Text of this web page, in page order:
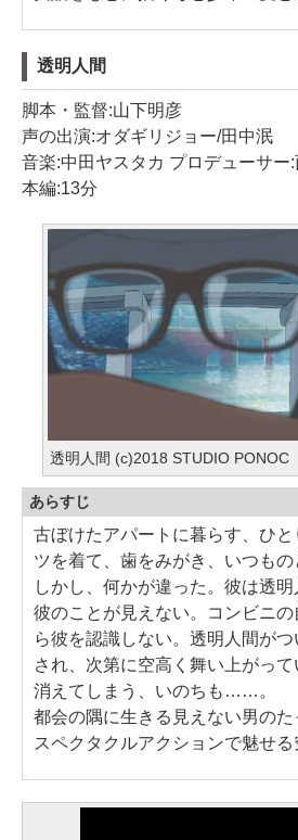
透明人間
脚本・監督:山下明彦
声の出演:オダギリジョー/田中泯
音楽:中田ヤスタカ プロデューサー:
本編:13分
透明人間 (c)2018 STUDIO PONOC
あらすじ
古ぼけたアパートに暮らす、ひ
ツを着て、歯をみがき、いつもの
しかし、何かが違った。彼は透
彼のことが見えない。コンビニ
ら彼を認識しない。透明人間が
され、次第に空高く舞い上がっ
消えてしまう、いのちも……。
都会の隅に生きる見えない男のた
スペクタクルアクションで魅せる